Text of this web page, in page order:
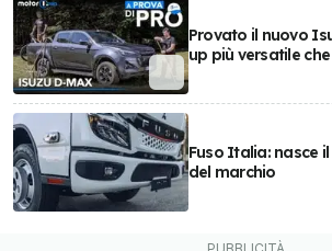
Provato il nuovo
up più versatile che
Fuso Italia: nasce
del marchio